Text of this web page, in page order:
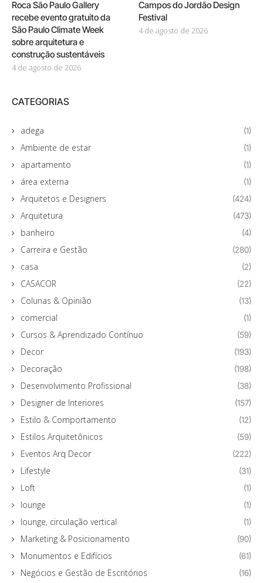
Roca São Paulo Gallery
recebe evento gratuito da
São Paulo Climate Week
sobre arquitetura e
construção sustentáveis
4 de agosto de 2026
Campos do Jordão Design
Festival
4 de agosto de 2026
CATEGORIAS
adega (1)
Ambiente de estar (1)
apartamento (1)
área externa (1)
Arquitetos e Designers (424)
Arquitetura (473)
banheiro (4)
Carreira e Gestão (280)
casa (2)
CASACOR (22)
Colunas & Opinião (13)
comercial (1)
Cursos & Aprendizado Contínuo (59)
Decor (193)
Decoração (198)
Desenvolvimento Profissional (38)
Designer de Interiores (157)
Estilo & Comportamento (12)
Estilos Arquitetônicos (59)
Eventos Arq Decor (222)
Lifestyle (31)
Loft (1)
lounge (1)
lounge, circulação vertical (1)
Marketing & Posicionamento (90)
Monumentos e Edifícios (61)
Negócios e Gestão de Escritórios (16)